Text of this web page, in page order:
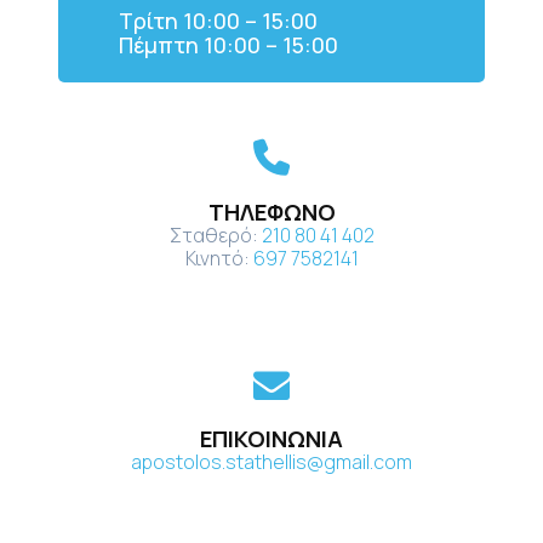
Τρίτη 10:00 – 15:00
Πέμπτη 10:00 – 15:00
ΤΗΛΕΦΩΝΟ
Σταθερό: 210 80 41 402
Κινητό: 697 7582141
ΕΠΙΚΟΙΝΩΝΙΑ
apostolos.stathellis@gmail.com